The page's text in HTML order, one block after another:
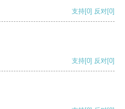
支持[0] 反对[0]
支持[0] 反对[0]